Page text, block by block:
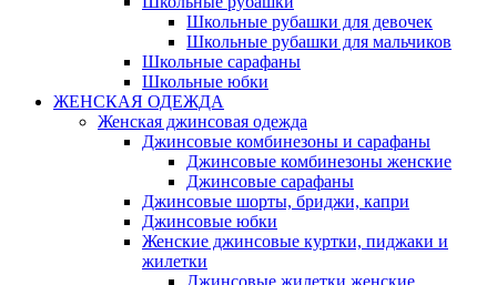
Школьные рубашки для девочек
Школьные рубашки для мальчиков
Школьные сарафаны
Школьные юбки
ЖЕНСКАЯ ОДЕЖДА
Женская джинсовая одежда
Джинсовые комбинезоны и сарафаны
Джинсовые комбинезоны женские
Джинсовые сарафаны
Джинсовые шорты, бриджи, капри
Джинсовые юбки
Женские джинсовые куртки, пиджаки и
жилетки
Джинсовые жилетки женские